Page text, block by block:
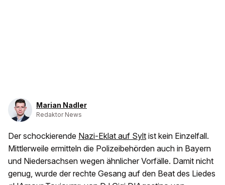
Marian Nadler
Redaktor News
Der schockierende Nazi-Eklat auf Sylt ist kein Einzelfall.
Mittlerweile ermitteln die Polizeibehörden auch in Bayern
und Niedersachsen wegen ähnlicher Vorfälle. Damit nicht
genug, wurde der rechte Gesang auf den Beat des Liedes